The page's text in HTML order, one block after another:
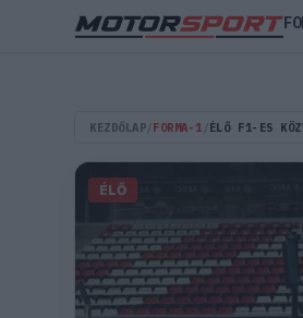
KEZDŐLAP FORMA-1 ÉLŐ F1-ES
ÉLŐ